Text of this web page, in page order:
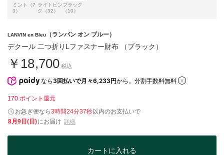
ミント（7
3）
ライトピン
ク（32）
ブラック
（10）
LANVIN en Bleu （ランバン オン ブルー）
デクール 二つ折りLファスナー財布 （ブラック）
￥18,700 税込
なら 3回払いで月々6,233円から。分割手数料無料
170 ポイント還元
お急ぎ便なら3時間24分36秒以内のお支払いで
8月9日(日)にお届け 詳細
カートに入れる